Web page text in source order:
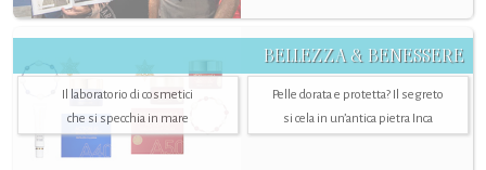
BELLEZZA & BENESSERE
Il laboratorio di cosmetici
che si specchia in mare
Pelle dorata e protetta? Il segreto
si cela in un’antica pietra Inca